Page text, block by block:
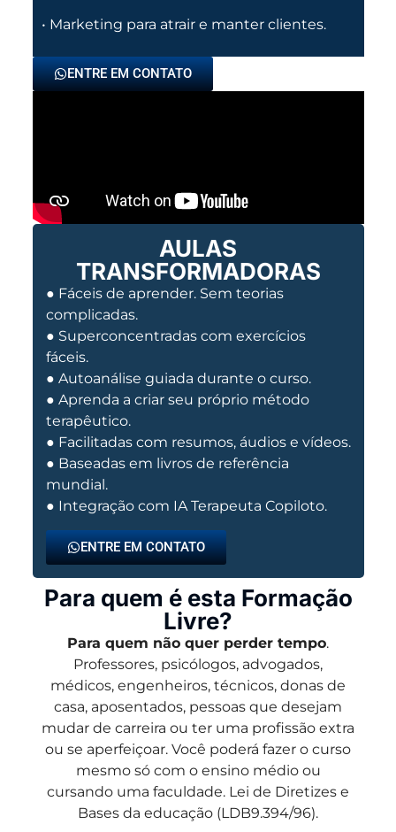
• Marketing para atrair e manter clientes.
ENTRE EM CONTATO
AULAS
TRANSFORMADORAS
● Fáceis de aprender. Sem teorias
complicadas.
● Superconcentradas com exercícios
fáceis.
● Autoanálise guiada durante o curso.
● Aprenda a criar seu próprio método
terapêutico.
● Facilitadas com resumos, áudios e vídeos.
● Baseadas em livros de referência
mundial.
● Integração com IA Terapeuta Copiloto.
ENTRE EM CONTATO
Para quem é esta Formação
Livre?
Para quem não quer perder tempo.
Professores, psicólogos, advogados,
médicos, engenheiros, técnicos, donas de
casa, aposentados, pessoas que desejam
mudar de carreira ou ter uma profissão extra
ou se aperfeiçoar. Você poderá fazer o curso
mesmo só com o ensino médio ou
cursando uma faculdade. Lei de Diretizes e
Bases da educação (LDB9.394/96).